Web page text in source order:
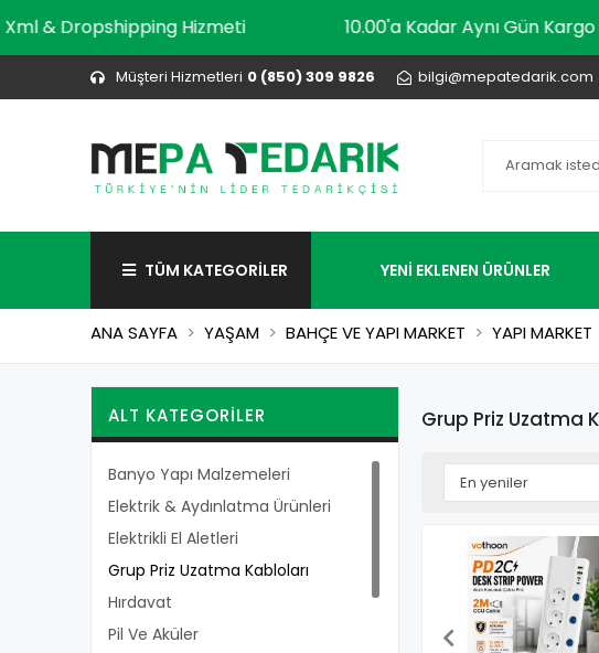
Xml & Dropshipping Hizmeti 10.00'a Kadar Aynı Gün
Müşteri Hizmetleri 0 (850) 309 9826 bilgi@mepatedarik.com
TÜM KATEGORİLER YENİ EKLENEN ÜRÜNLER
ANA SAYFA YAŞAM BAHÇE VE YAPI MARKET YAPI MARKET
ALT KATEGORILER
Banyo Yapı Malzemeleri
Elektrik & Aydınlatma Ürünleri
Elektrikli El Aletleri
Grup Priz Uzatma Kabloları
Hırdavat
Pil Ve Aküler
Grup Priz Uzatma